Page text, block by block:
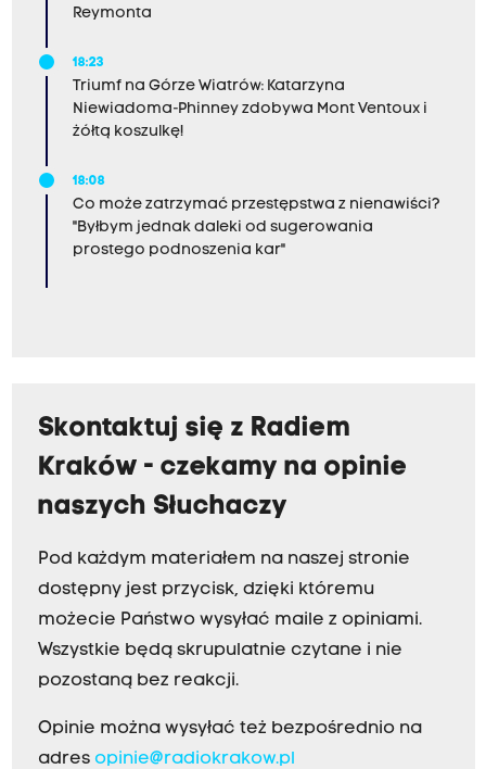
Reymonta
18:23
Triumf na Górze Wiatrów: Katarzyna
Niewiadoma-Phinney zdobywa Mont Ventoux i
żółtą koszulkę!
18:08
Co może zatrzymać przestępstwa z nienawiści?
"Byłbym jednak daleki od sugerowania
prostego podnoszenia kar"
Skontaktuj się z Radiem
Kraków - czekamy na opinie
naszych Słuchaczy
Pod każdym materiałem na naszej stronie
dostępny jest przycisk, dzięki któremu
możecie Państwo wysyłać maile z opiniami.
Wszystkie będą skrupulatnie czytane i nie
pozostaną bez reakcji.
Opinie można wysyłać też bezpośrednio na
adres opinie@radiokrakow.pl